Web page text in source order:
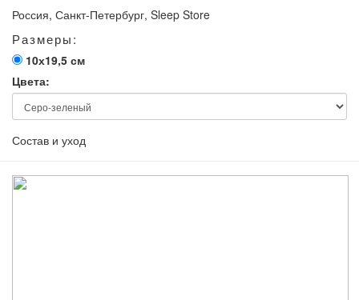
Россия, Санкт-Петербург, Sleep Store
Размеры:
10х19,5 см
Цвета:
Состав и уход